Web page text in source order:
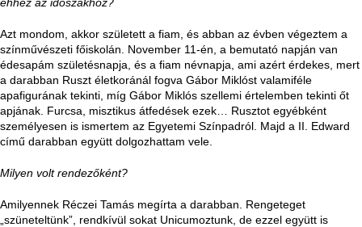
Azt mondom, akkor született a fiam, és abban az évben végeztem a
színművészeti főiskolán. November 11-én, a bemutató napján van
édesapám születésnapja, és a fiam névnapja, ami azért érdekes, mert
a darabban Ruszt életkoránál fogva Gábor Miklóst valamiféle
apafigurának tekinti, míg Gábor Miklós szellemi értelemben tekinti őt
apjának. Furcsa, misztikus átfedések ezek… Rusztot egyébként
személyesen is ismertem az Egyetemi Színpadról. Majd a II. Edward
című darabban együtt dolgozhattam vele.
Milyen volt rendezőként?
Amilyennek Réczei Tamás megírta a darabban. Rengeteget
„szüneteltünk”, rendkívül sokat Unicumoztunk, de ezzel együtt is